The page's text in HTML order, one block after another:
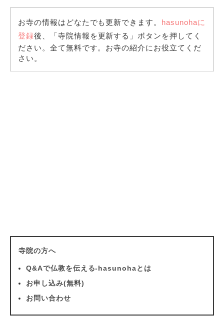
お寺の情報はどなたでも更新できます。 hasunohaに
登録後、「寺院情報を更新する」ボタンを押してく
ださい。全て無料です。お寺の紹介にお役立てくだ
さい。
寺院の方へ
Q&Aで仏教を伝える-hasunohaとは
お申し込み(無料)
お問い合わせ